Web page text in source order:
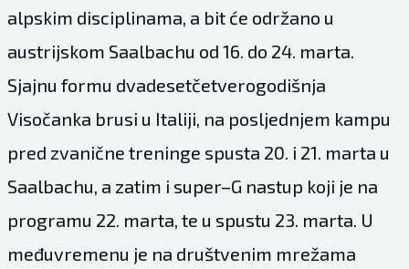
alpskim disciplinama, a bit će održano u
austrijskom Saalbachu od 16. do 24. marta.
Sjajnu formu dvadesetčetverogodišnja
Visočanka brusi u Italiji, na posljednjem kampu
pred zvanične treninge spusta 20. i 21. marta u
Saalbachu, a zatim i super–G nastup koji je na
programu 22. marta, te u spustu 23. marta. U
međuvremenu je na društvenim mrežama